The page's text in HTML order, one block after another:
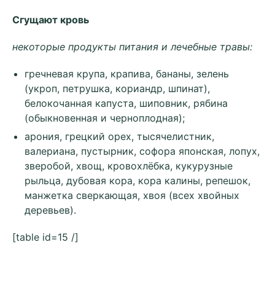
Сгущают кровь
некоторые продукты питания и лечебные травы:
гречневая крупа, крапива, бананы, зелень
(укроп, петрушка, кориандр, шпинат),
белокочанная капуста, шиповник, рябина
(обыкновенная и черноплодная);
арония, грецкий орех, тысячелистник,
валериана, пустырник, софора японская, лопух,
зверобой, хвощ, кровохлёбка, кукурузные
рыльца, дубовая кора, кора калины, репешок,
манжетка сверкающая, хвоя (всех хвойных
деревьев).
[table id=15 /]